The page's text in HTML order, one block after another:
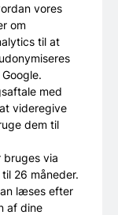
vores
om
til at
med
videregive
dem til
bruges via
26 måneder.
læses efter
af dine